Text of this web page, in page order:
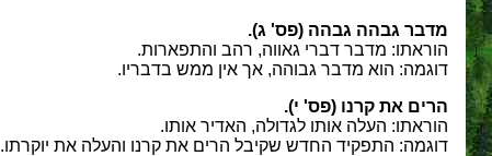
מדבר גבהה גבהה (פס' ג).
הוראתו: מדבר דברי גאווה, רהב והתפארות.
דוגמה: הוא מדבר גבוהה, אך אין ממש בדבריו.
הרים את קרנו (פס' י).
הוראתו: העלה אותו לגדולה, האדיר אותו.
דוגמה: התפקיד החדש שקיבל הרים את קרנו והעלה את יוקרתו.